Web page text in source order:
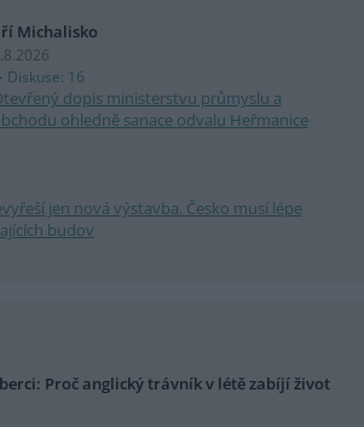
Michalisko
Diskuse: 16
dopis ministerstvu průmyslu a
ohledně sanace odvalu Heřmanice
jen nová výstavba. Česko musí lépe
budov
Proč anglický trávník v létě zabíjí život